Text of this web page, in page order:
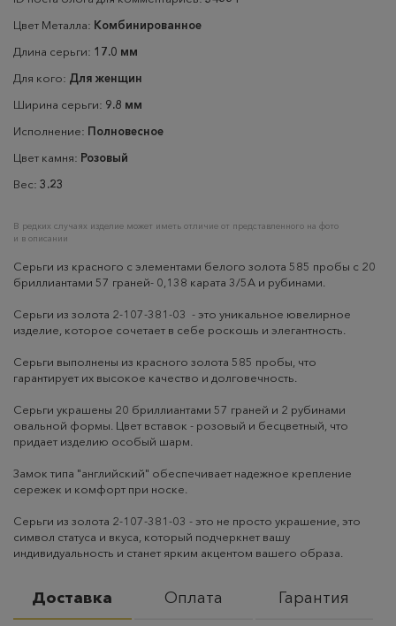
Цвет Металла: Комбинированное
Длина серьги: 17.0 мм
Для кого: Для женщин
Ширина серьги: 9.8 мм
Исполнение: Полновесное
Цвет камня: Розовый
Вес: 3.23
В редких случаях изделие может иметь отличие от представленного на фото
и в описании
Серьги из красного с элементами белого золота 585 пробы с 20
бриллиантами 57 граней- 0,138 карата 3/5А и рубинами.
Серьги из золота 2-107-381-03 - это уникальное ювелирное
изделие, которое сочетает в себе роскошь и элегантность.
Серьги выполнены из красного золота 585 пробы, что
гарантирует их высокое качество и долговечность.
Серьги украшены 20 бриллиантами 57 граней и 2 рубинами
овальной формы. Цвет вставок - розовый и бесцветный, что
придает изделию особый шарм.
Замок типа "английский" обеспечивает надежное крепление
сережек и комфорт при носке.
Серьги из золота 2-107-381-03 - это не просто украшение, это
символ статуса и вкуса, который подчеркнет вашу
индивидуальность и станет ярким акцентом вашего образа.
Доставка Оплата Гарантия